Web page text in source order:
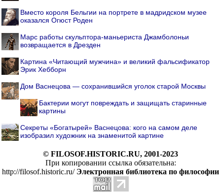
Вместо короля Бельгии на портрете в мадридском музее
оказался Огюст Роден
Марс работы скульптора-маньериста Джамболоньи
возвращается в Дрезден
Картина «Читающий мужчина» и великий фальсификатор
Эрик Хебборн
Дом Васнецова — сохранившийся уголок старой Москвы
Бактерии могут повреждать и защищать старинные
картины
Секреты «Богатырей» Васнецова: кого на самом деле
изобразил художник на знаменитой картине
© FILOSOF.HISTORIC.RU, 2001-2023
При копировании ссылка обязательна:
http://filosof.historic.ru/ Электронная библиотека по философии